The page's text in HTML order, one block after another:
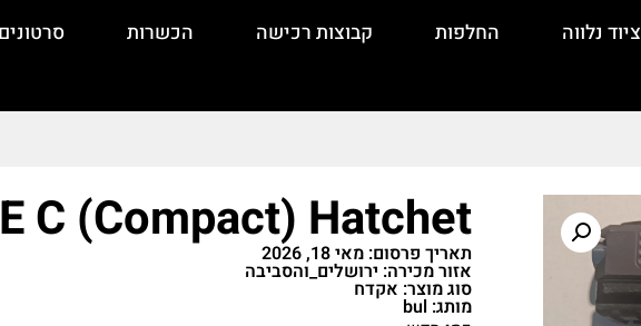
ציוד נלווה החלפות קבוצות רכישה הכשרות סרטונים
C (Compact) Hatchet
תאריך פרסום: מאי 18, 2026
אזור מכירה: ירושלים_והסביבה
סוג מוצר: אקדח
מותג: bul